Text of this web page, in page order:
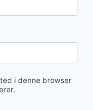
i denne browser